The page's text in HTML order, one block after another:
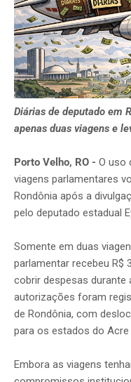
Diárias de deputado em
apenas duas viagens e
Porto Velho, RO - O uso
viagens parlamentares
Rondônia após a
pelo deputado estadual
Somente em duas
parlamentar recebeu R$
cobrir despesas
autorizações foram
de Rondônia, com
para os estados do Acre
Embora as viagens